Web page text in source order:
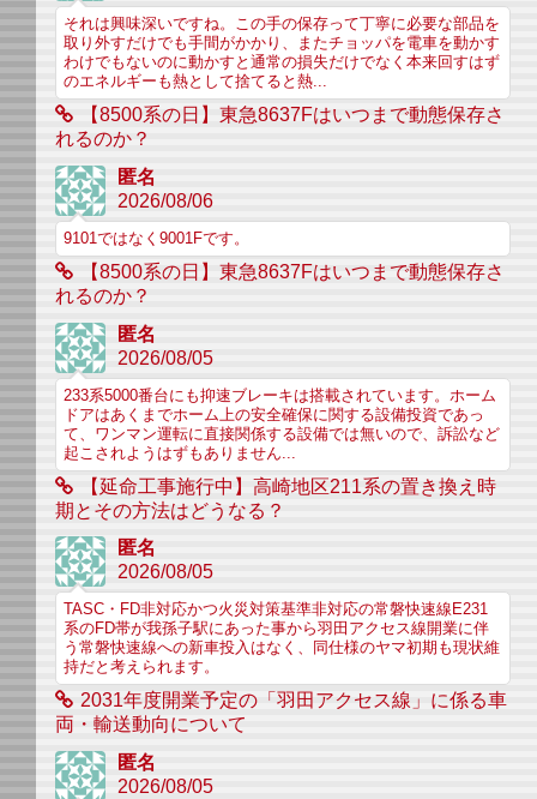
それは興味深いですね。この手の保存って丁寧に必要な部品を
取り外すだけでも手間がかかり、またチョッパを電車を動かす
わけでもないのに動かすと通常の損失だけでなく本来回すはず
のエネルギーも熱として捨てると熱...
【8500系の日】東急8637Fはいつまで動態保存さ
れるのか？
匿名
2026/08/06
9101ではなく9001Fです。
【8500系の日】東急8637Fはいつまで動態保存さ
れるのか？
匿名
2026/08/05
233系5000番台にも抑速ブレーキは搭載されています。ホーム
ドアはあくまでホーム上の安全確保に関する設備投資であっ
て、ワンマン運転に直接関係する設備では無いので、訴訟など
起こされようはずもありません...
【延命工事施行中】高崎地区211系の置き換え時
期とその方法はどうなる？
匿名
2026/08/05
TASC・FD非対応かつ火災対策基準非対応の常磐快速線E231
系のFD帯が我孫子駅にあった事から羽田アクセス線開業に伴
う常磐快速線への新車投入はなく、同仕様のヤマ初期も現状維
持だと考えられます。
2031年度開業予定の「羽田アクセス線」に係る車
両・輸送動向について
匿名
2026/08/05